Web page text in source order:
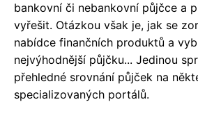
bankovní či nebankovní půjčce a
vyřešit. Otázkou však je, jak se
nabídce finančních produktů a
nejvýhodnější půjčku... Jedinou
přehledné srovnání půjček na
specializovaných portálů.